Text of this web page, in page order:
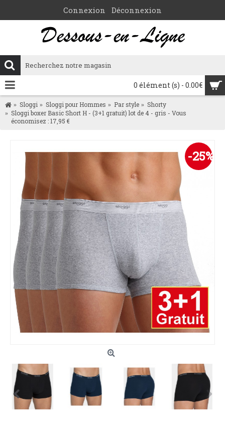
Connexion Déconnexion
0 élément (s) - 0.00€
Sloggi Sloggi pour Hommes Par style
Shorty
Sloggi boxer Basic Short H - (3+1 gratuit) lot de 4 - gris - Vous
économisez : 17,95 €
-25%